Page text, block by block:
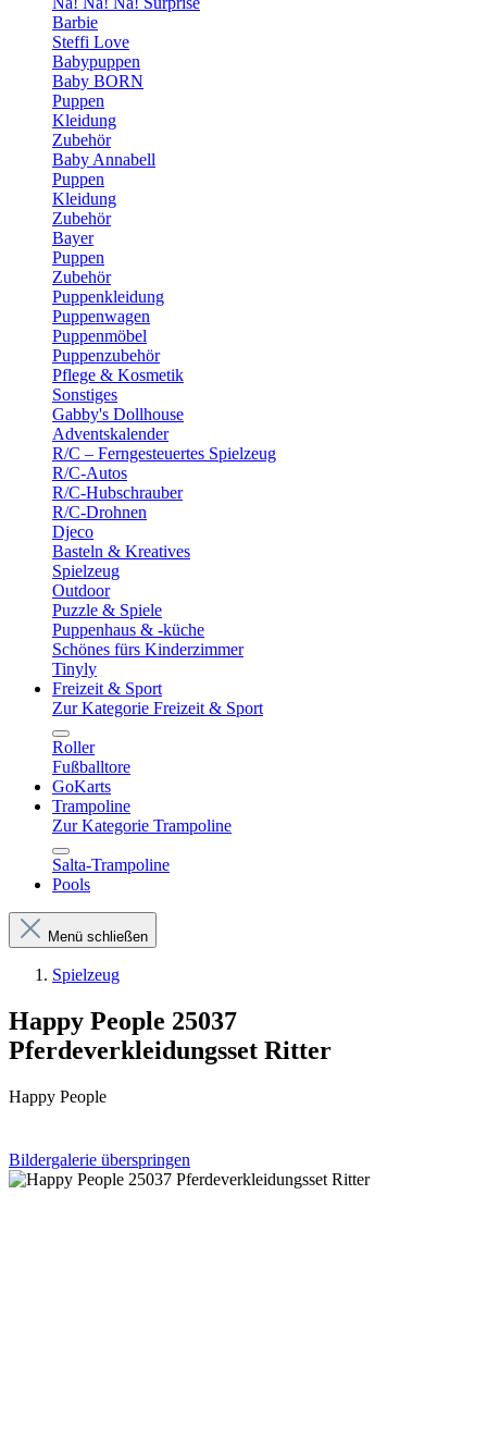
Barbie
Steffi Love
Babypuppen
Baby BORN
Puppen
Kleidung
Zubehör
Baby Annabell
Puppen
Kleidung
Zubehör
Bayer
Puppen
Zubehör
Puppenkleidung
Puppenwagen
Puppenmöbel
Puppenzubehör
Pflege & Kosmetik
Sonstiges
Gabby's Dollhouse
Adventskalender
R/C – Ferngesteuertes Spielzeug
R/C-Autos
R/C-Hubschrauber
R/C-Drohnen
Djeco
Basteln & Kreatives
Spielzeug
Outdoor
Puzzle & Spiele
Puppenhaus & -küche
Schönes fürs Kinderzimmer
Tinyly
Freizeit & Sport
Zur Kategorie Freizeit & Sport
Roller
Fußballtore
GoKarts
Trampoline
Zur Kategorie Trampoline
Salta-Trampoline
Pools
Menü schließen
Spielzeug
Happy People 25037
Pferdeverkleidungsset Ritter
Happy People
Bildergalerie überspringen